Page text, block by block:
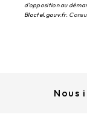
d'opposition au
Bloctel.gouv.fr.
Nous